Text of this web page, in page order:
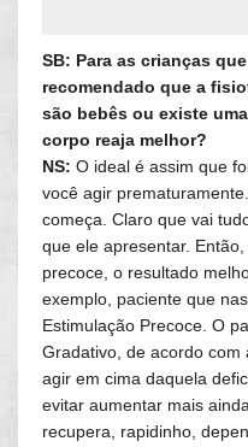
SB: Para as crianças
recomendado que a
são bebês ou existe
corpo reaja melhor?
NS: O ideal é assim que
você agir
começa. Claro que vai
que ele apresentar.
precoce, o resultado
exemplo, paciente que
Estimulação Precoce. O
Gradativo, de acordo com
agir em cima daquela
evitar aumentar mais
recupera, rapidinho,